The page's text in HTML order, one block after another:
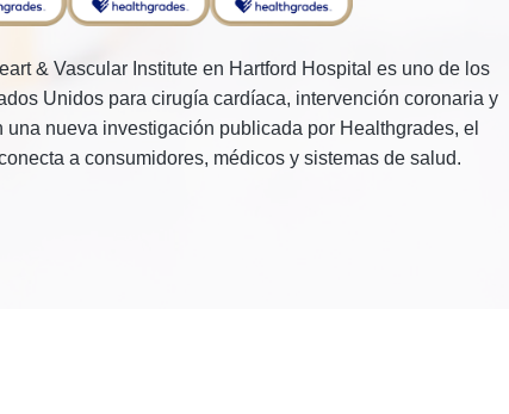
& Vascular Institute en Hartford Hospital es uno de los
Unidos para cirugía cardíaca, intervención coronaria y
nueva investigación publicada por Healthgrades, el
a consumidores, médicos y sistemas de salud.